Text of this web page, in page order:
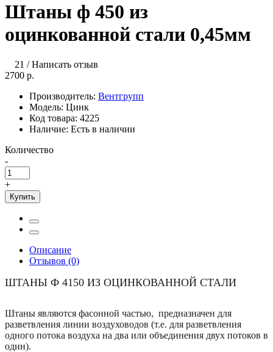
Штаны ф 450 из
оцинкованной стали 0,45мм
21 /Написать отзыв
2700 р.
Производитель: Вентгрупп
Модель: Цинк
Код товара: 4225
Наличие: Есть в наличии
Количество
-
+
Купить
Описание
Отзывов (0)
ШТАНЫ Ф 4150 ИЗ ОЦИНКОВАННОЙ СТАЛИ
Штаны являются фасонной частью, предназначен для
разветвления линии воздуховодов (т.е. для разветвления
одного потока воздуха на два или объединения двух потоков в
один).